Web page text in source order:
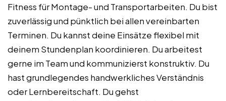
Fitness für Montage- und Transportarbeiten. Du bist
zuverlässig und pünktlich bei allen vereinbarten
Terminen. Du kannst deine Einsätze flexibel mit
deinem Stundenplan koordinieren. Du arbeitest
gerne im Team und kommunizierst konstruktiv. Du
hast grundlegendes handwerkliches Verständnis
oder Lernbereitschaft. Du gehst